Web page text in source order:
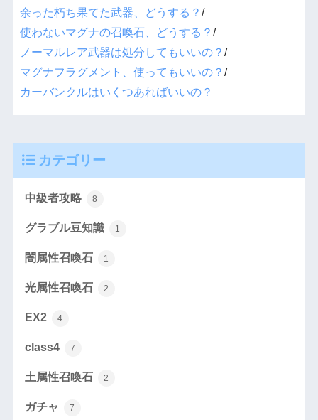
余った朽ち果てた武器、どうする？ /
使わないマグナの召喚石、どうする？ /
ノーマルレア武器は処分してもいいの？ /
マグナフラグメント、使ってもいいの？ /
カーバンクルはいくつあればいいの？
カテゴリー
中級者攻略 8
グラブル豆知識 1
闇属性召喚石 1
光属性召喚石 2
EX2 4
class4 7
土属性召喚石 2
ガチャ 7